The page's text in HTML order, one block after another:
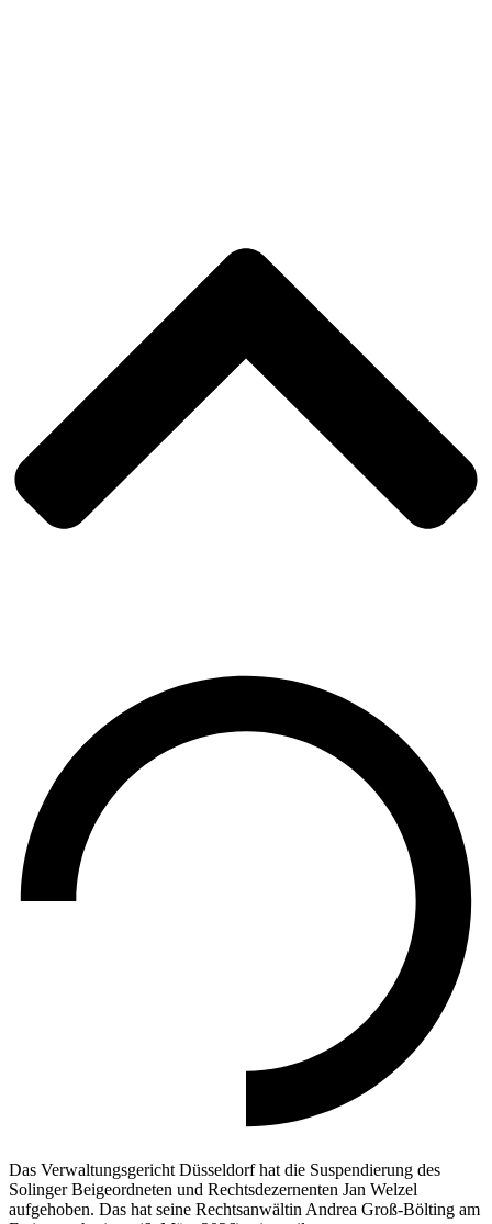
Das Verwaltungsgericht Düsseldorf hat die Suspendierung des
Solinger Beigeordneten und Rechtsdezernenten Jan Welzel
aufgehoben. Das hat seine Rechtsanwältin Andrea Groß-Bölting am